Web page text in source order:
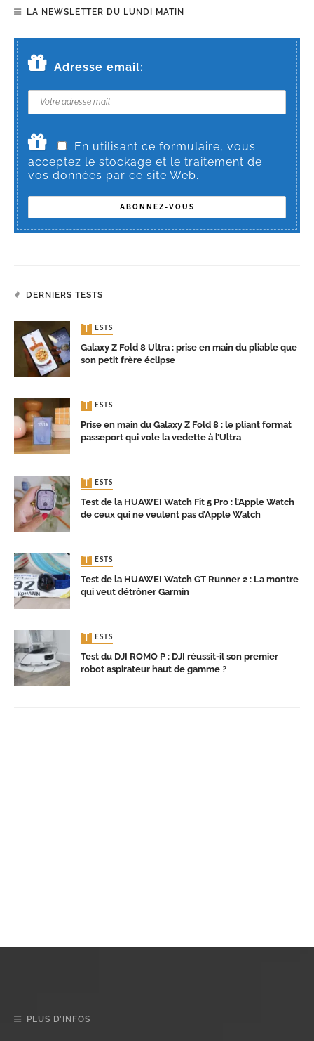
LA NEWSLETTER DU LUNDI MATIN
Adresse email:
En utilisant ce formulaire, vous
acceptez le stockage et le traitement de
vos données par ce site Web.
DERNIERS TESTS
TESTS
Galaxy Z Fold 8 Ultra : prise en main du pliable que
son petit frère éclipse
TESTS
Prise en main du Galaxy Z Fold 8 : le pliant format
passeport qui vole la vedette à l’Ultra
TESTS
Test de la HUAWEI Watch Fit 5 Pro : l’Apple Watch
de ceux qui ne veulent pas d’Apple Watch
TESTS
Test de la HUAWEI Watch GT Runner 2 : La montre
qui veut détrôner Garmin
TESTS
Test du DJI ROMO P : DJI réussit-il son premier
robot aspirateur haut de gamme ?
PLUS D’INFOS